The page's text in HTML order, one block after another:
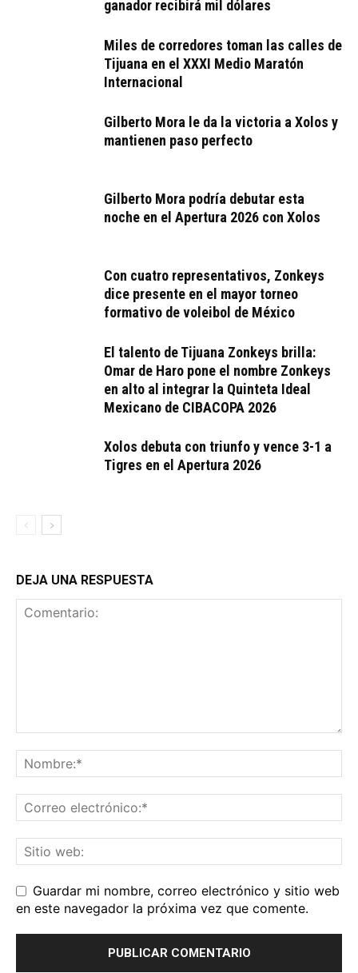
ganador recibirá mil dólares
Miles de corredores toman las calles de
Tijuana en el XXXI Medio Maratón
Internacional
Gilberto Mora le da la victoria a Xolos y
mantienen paso perfecto
Gilberto Mora podría debutar esta
noche en el Apertura 2026 con Xolos
Con cuatro representativos, Zonkeys
dice presente en el mayor torneo
formativo de voleibol de México
El talento de Tijuana Zonkeys brilla:
Omar de Haro pone el nombre Zonkeys
en alto al integrar la Quinteta Ideal
Mexicano de CIBACOPA 2026
Xolos debuta con triunfo y vence 3-1 a
Tigres en el Apertura 2026
DEJA UNA RESPUESTA
Guardar mi nombre, correo electrónico y sitio web
en este navegador la próxima vez que comente.